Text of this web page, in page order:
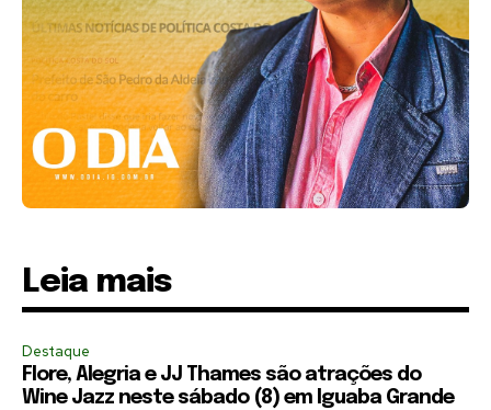
Leia mais
Destaque
Flore, Alegria e JJ Thames são atrações do
Wine Jazz neste sábado (8) em Iguaba Grande